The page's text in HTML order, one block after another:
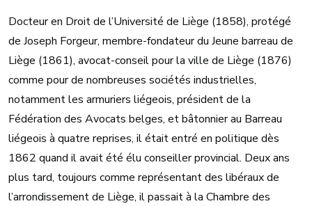
Docteur en Droit de l’Université de Liège (1858), protégé
de Joseph Forgeur, membre-fondateur du Jeune barreau de
Liège (1861), avocat-conseil pour la ville de Liège (1876)
comme pour de nombreuses sociétés industrielles,
notamment les armuriers liégeois, président de la
Fédération des Avocats belges, et bâtonnier au Barreau
liégeois à quatre reprises, il était entré en politique dès
1862 quand il avait été élu conseiller provincial. Deux ans
plus tard, toujours comme représentant des libéraux de
l’arrondissement de Liège, il passait à la Chambre des